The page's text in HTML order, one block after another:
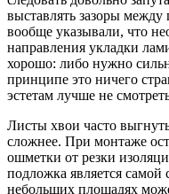
выставлять зазоры между
вообще указывали, что
направления укладки
хорошо: либо нужно
принципе это ничего
эстетам лучше не
Листы хвои часто
сложнее. При монтаже
ошметки от резки
подложка является самой
небольших площадях